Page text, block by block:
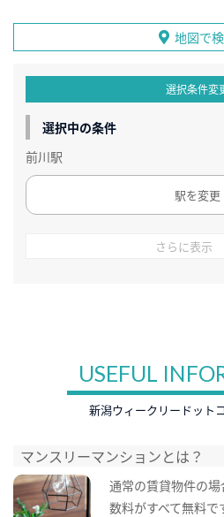
地図で
選択条件変
選択中の条件
前川駅
駅を変更
さらに表示
USEFUL
新潟ウィークリードット
マンスリーマンションとは？
通常の賃貸物件の
数料がすべて無料で